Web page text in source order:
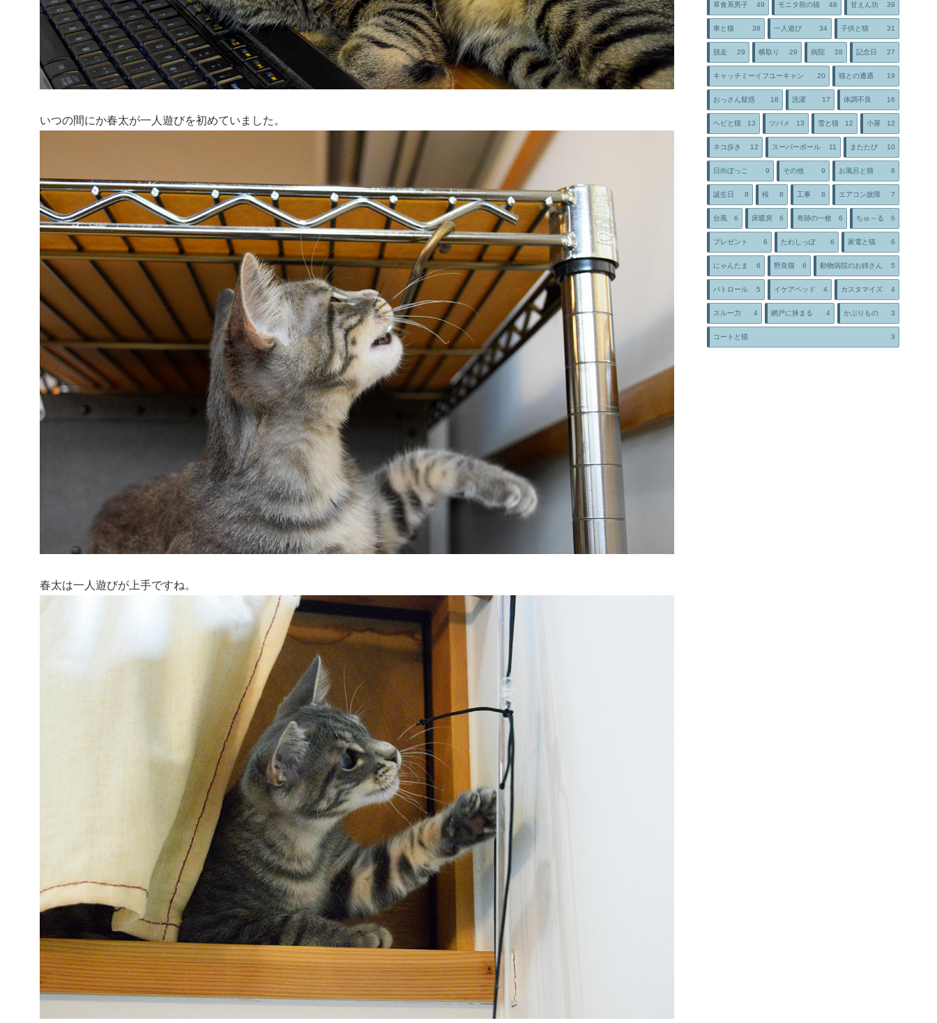
いつの間にか春太が一人遊びを初めていました。
春太は一人遊びが上手ですね。
草食系男子 49 モニタ前の猫 48 甘えん坊 39
車と猫 38 一人遊び 34 子供と猫 31
脱走 29 横取り 29 病院 28 記念日 27
キャッチミーイフユーキャン 20 猫との遭遇 19
おっさん疑惑 18 洗濯 17 体調不良 16
ヘビと猫 13 ツバメ 13 雪と猫 12 小屋 12
ネコ歩き 12 スーパーボール 11 またたび 10
日向ぼっこ 9 その他 9 お風呂と猫 8
誕生日 8 桜 8 工事 8 エアコン故障 7
台風 6 床暖房 6 奇跡の一枚 6 ちゅ～る 6
プレゼント 6 たわしっぽ 6 家電と猫 6
にゃんたま 6 野良猫 6 動物病院のお姉さん 5
パトロール 5 イケアベッド 4 カスタマイズ 4
スルー力 4 網戸に挟まる 4 かぶりもの 3
コートと猫 3